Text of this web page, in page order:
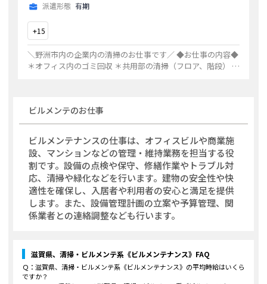
派遣形態 有期
+15
＼野洲市内の企業内の清掃のお仕事です／ ◆お仕事の内容◆
＊オフィス内のゴミ回収 ＊共用部の清掃（フロア、階段） ＊
ビルメンテのお仕事
ビルメンテナンスの仕事は、オフィスビルや商業施
設、マンションなどの管理・維持業務を担当する役
割です。設備の点検や保守、修繕作業やトラブル対
応、清掃や緑化などを行います。建物の安全性や快
適性を確保し、入居者や利用者の安心と満足を提供
します。また、設備管理計画の立案や予算管理、関
係業者との連絡調整なども行います。
滋賀県、清掃・ビルメンテ系《ビルメンテナンス》 FAQ
Ｑ： 滋賀県、清掃・ビルメンテ系《ビルメンテナンス》 の平均時給はいくら
ですか？